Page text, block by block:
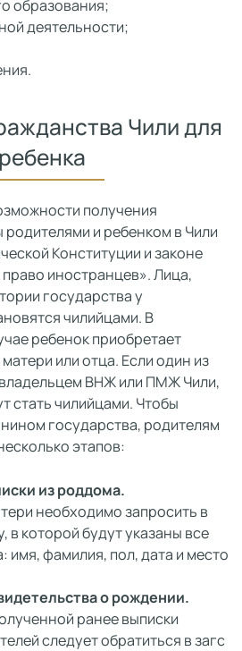
образования;
деятельности;
Чили для
ребенка
получения
и ребенком в Чили
Конституции и законе
иностранцев». Лица,
государства у
чилийцами. В
ребенок приобретает
или отца. Если один из
ВНЖ или ПМЖ Чили,
стать чилийцами. Чтобы
государства, родителям
этапов:
из роддома.
необходимо запросить в
в которой будут указаны все
имя, фамилия, пол, дата и место
о рождении.
ранее выписки
следует обратиться в загс